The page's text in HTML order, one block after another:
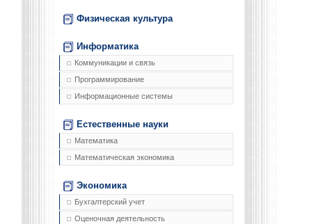
Физическая культура
Информатика
Коммуникации и связь
Программирование
Информационные системы
Естественные науки
Математика
Математическая экономика
Экономика
Бухгалтерский учет
Оценочная деятельность